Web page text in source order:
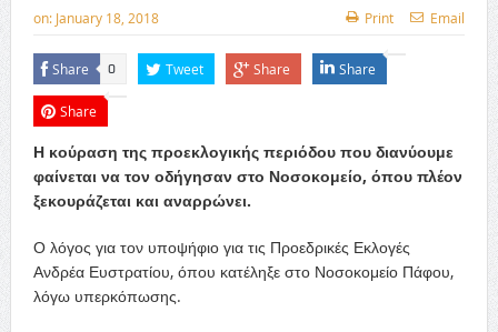
on: January 18, 2018 Print Email
Share 0 Tweet Share Share
Share
Η κούραση της προεκλογικής περιόδου που διανύουμε
φαίνεται να τον οδήγησαν στο Νοσοκομείο, όπου πλέον
ξεκουράζεται και αναρρώνει.
Ο λόγος για τον υποψήφιο για τις Προεδρικές Εκλογές
Ανδρέα Ευστρατίου, όπου κατέληξε στο Νοσοκομείο Πάφου,
λόγω υπερκόπωσης.